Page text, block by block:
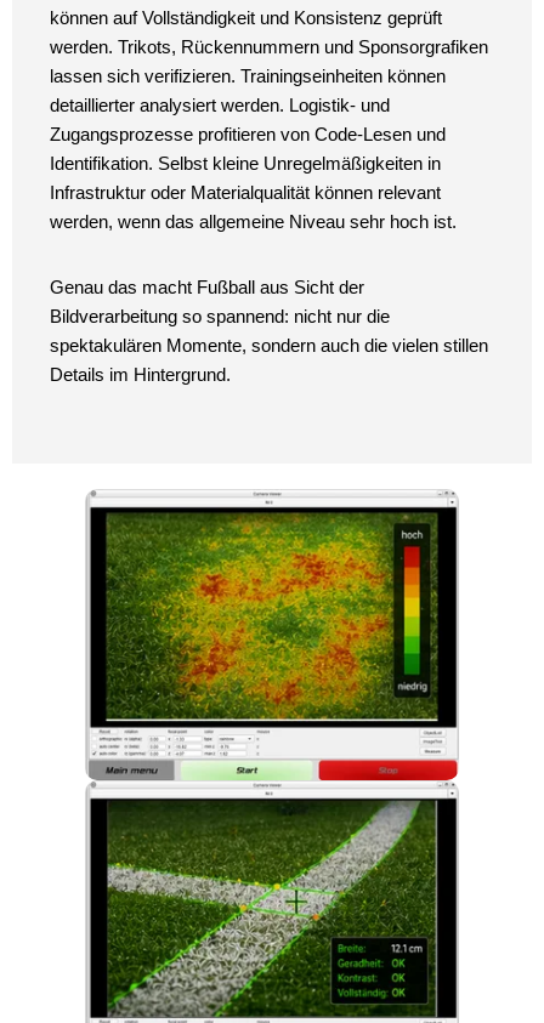
können auf Vollständigkeit und Konsistenz geprüft
werden. Trikots, Rückennummern und Sponsorgrafiken
lassen sich verifizieren. Trainingseinheiten können
detaillierter analysiert werden. Logistik- und
Zugangsprozesse profitieren von Code-Lesen und
Identifikation. Selbst kleine Unregelmäßigkeiten in
Infrastruktur oder Materialqualität können relevant
werden, wenn das allgemeine Niveau sehr hoch ist.
Genau das macht Fußball aus Sicht der
Bildverarbeitung so spannend: nicht nur die
spektakulären Momente, sondern auch die vielen stillen
Details im Hintergrund.